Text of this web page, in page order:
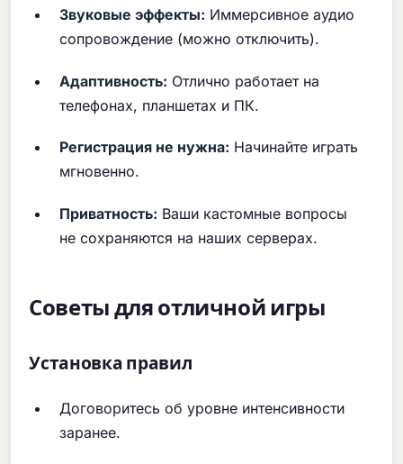
Звуковые эффекты: Иммерсивное аудио
сопровождение (можно отключить).
Адаптивность: Отлично работает на
телефонах, планшетах и ПК.
Регистрация не нужна: Начинайте играть
мгновенно.
Приватность: Ваши кастомные вопросы
не сохраняются на наших серверах.
Советы для отличной игры
Установка правил
Договоритесь об уровне интенсивности
заранее.